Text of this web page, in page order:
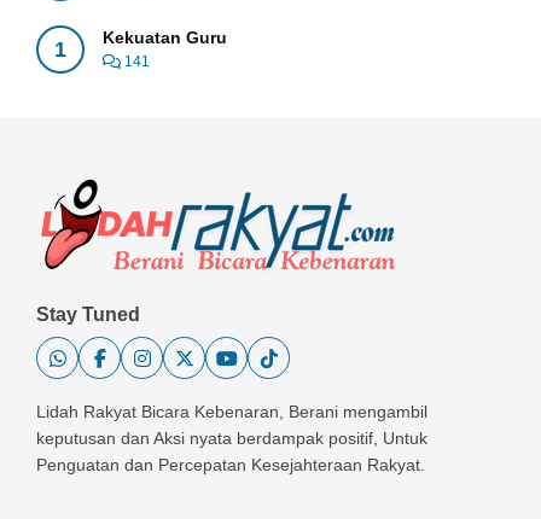
1 Kekuatan Guru
141
Stay Tuned
Lidah Rakyat Bicara Kebenaran, Berani mengambil
keputusan dan Aksi nyata berdampak positif, Untuk
Penguatan dan Percepatan Kesejahteraan Rakyat.